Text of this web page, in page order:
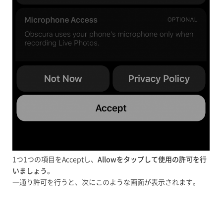
1つ1つの項目をAcceptし、 Allowをタップして使用の許可を行
いましょう。
一通り許可を行うと、次にこのような画面が表示されます。